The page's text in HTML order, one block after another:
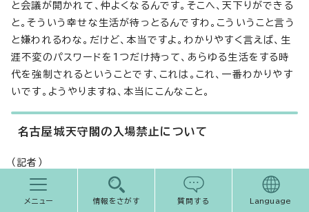
と会議が開かれて、仲よくなるんです。そこへ、天下りができる
と。そういう幸せな生活が待っとるんですわ。こういうこと言う
と嫌われるわな。だけど、本当ですよ。わかりやすく言えば、生
涯不変のパスワードを1つだけ持って、あらゆる生活をする時
代を強制されるということです、これは。これ、一番わかりやす
いです。ようやりますね、本当にこんなこと。
名古屋城天守閣の入場禁止について
（記者）
名古屋城に話を戻したいんですが、入場禁止、5月7日にしたと
先ほどあったんですけど、この間の予算が通って正式に決定と
メニュー 情報をさがす 質問する Language